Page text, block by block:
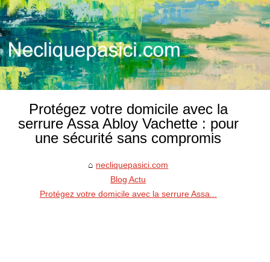
Protégez votre domicile avec la
serrure Assa Abloy Vachette : pour
une sécurité sans compromis
necliquepasici.com
Blog Actu
Protégez votre domicile avec la serrure Assa...